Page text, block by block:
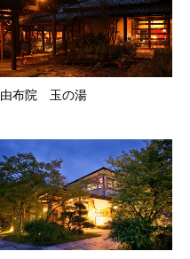
由布院 玉の湯